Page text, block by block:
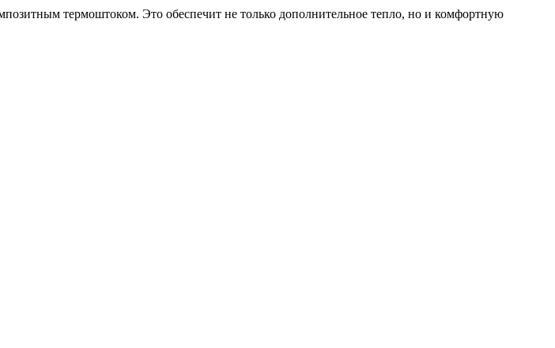
термоштоком. Это обеспечит не только дополнительное тепло, но и комфортную